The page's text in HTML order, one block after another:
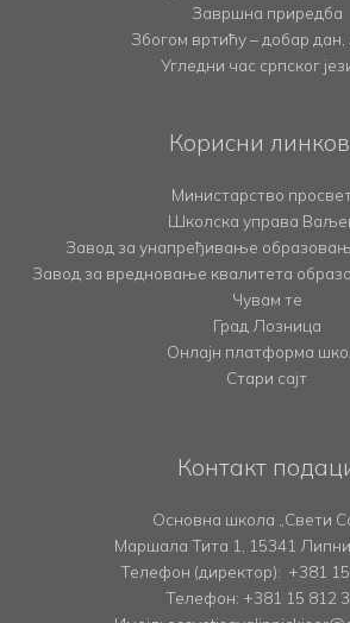
Завршна приредба
Збогом вртићу – добар
Угледни час српског
Корисни
Министарство
Школска управа
Завод за унапређивање
Завод за вредновање квалитета
Чувам те
Град Лозница
Онлајн платформа
Стари сајт
Контакт
Основна школа „Свети
Маршала Тита 1, 15341
Телефон (директор): +381
Телефон: +381 15 812